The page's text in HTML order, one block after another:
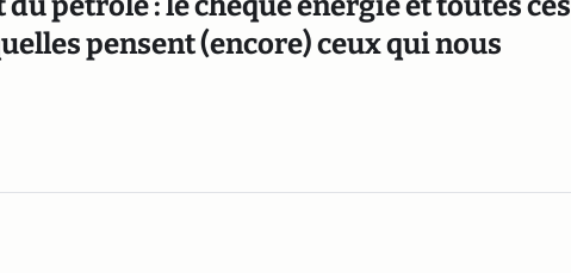
pensent (encore) ceux qui nous